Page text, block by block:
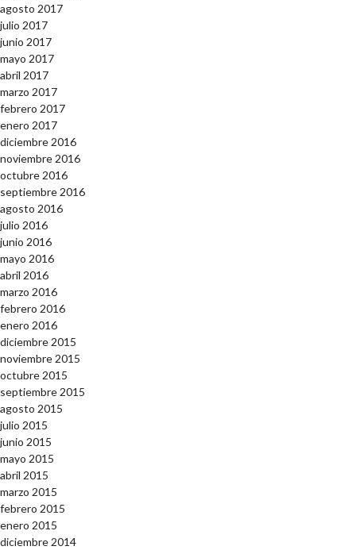
agosto 2017
julio 2017
junio 2017
mayo 2017
abril 2017
marzo 2017
febrero 2017
enero 2017
diciembre 2016
noviembre 2016
octubre 2016
septiembre 2016
agosto 2016
julio 2016
junio 2016
mayo 2016
abril 2016
marzo 2016
febrero 2016
enero 2016
diciembre 2015
noviembre 2015
octubre 2015
septiembre 2015
agosto 2015
julio 2015
junio 2015
mayo 2015
abril 2015
marzo 2015
febrero 2015
enero 2015
diciembre 2014